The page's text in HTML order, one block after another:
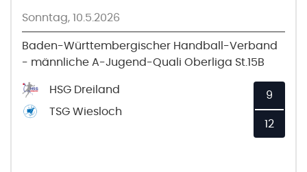
Sonntag, 10.5.2026
Baden-Württembergischer Handball-Verband
- männliche A-Jugend-Quali Oberliga St.15B
HSG Dreiland
TSG Wiesloch
9
12